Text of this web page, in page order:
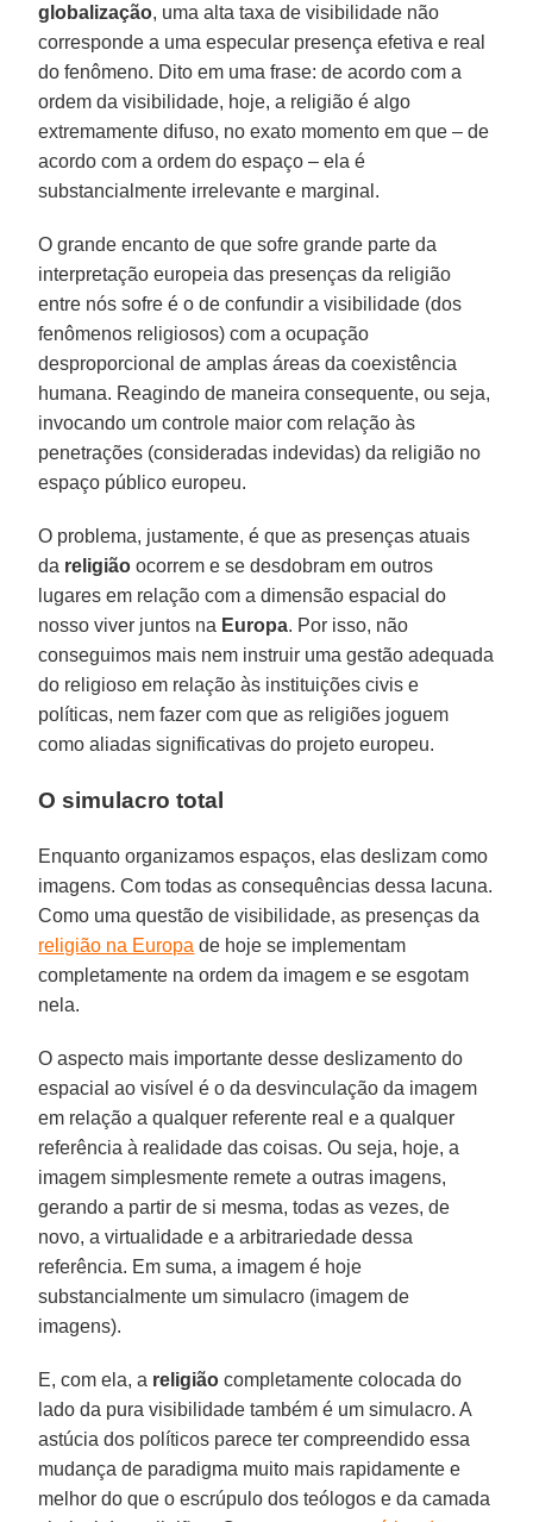
globalização, uma alta taxa de visibilidade não
corresponde a uma especular presença efetiva e real
do fenômeno. Dito em uma frase: de acordo com a
ordem da visibilidade, hoje, a religião é algo
extremamente difuso, no exato momento em que – de
acordo com a ordem do espaço – ela é
substancialmente irrelevante e marginal.
O grande encanto de que sofre grande parte da
interpretação europeia das presenças da religião
entre nós sofre é o de confundir a visibilidade (dos
fenômenos religiosos) com a ocupação
desproporcional de amplas áreas da coexistência
humana. Reagindo de maneira consequente, ou seja,
invocando um controle maior com relação às
penetrações (consideradas indevidas) da religião no
espaço público europeu.
O problema, justamente, é que as presenças atuais
da religião ocorrem e se desdobram em outros
lugares em relação com a dimensão espacial do
nosso viver juntos na Europa. Por isso, não
conseguimos mais nem instruir uma gestão adequada
do religioso em relação às instituições civis e
políticas, nem fazer com que as religiões joguem
como aliadas significativas do projeto europeu.
O simulacro total
Enquanto organizamos espaços, elas deslizam como
imagens. Com todas as consequências dessa lacuna.
Como uma questão de visibilidade, as presenças da
religião na Europa de hoje se implementam
completamente na ordem da imagem e se esgotam
nela.
O aspecto mais importante desse deslizamento do
espacial ao visível é o da desvinculação da imagem
em relação a qualquer referente real e a qualquer
referência à realidade das coisas. Ou seja, hoje, a
imagem simplesmente remete a outras imagens,
gerando a partir de si mesma, todas as vezes, de
novo, a virtualidade e a arbitrariedade dessa
referência. Em suma, a imagem é hoje
substancialmente um simulacro (imagem de
imagens).
E, com ela, a religião completamente colocada do
lado da pura visibilidade também é um simulacro. A
astúcia dos políticos parece ter compreendido essa
mudança de paradigma muito mais rapidamente e
melhor do que o escrúpulo dos teólogos e da camada